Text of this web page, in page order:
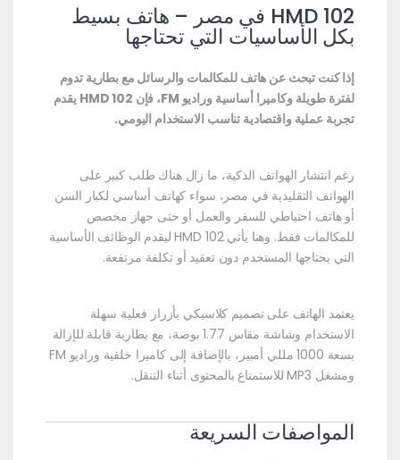
HMD 102 في مصر – هاتف بسيط
بكل الأساسيات التي تحتاجها
إذا كنت تبحث عن هاتف للمكالمات والرسائل مع بطارية تدوم
لفترة طويلة وكاميرا أساسية وراديو FM، فإن HMD 102 يقدم
تجربة عملية واقتصادية تناسب الاستخدام اليومي.
رغم انتشار الهواتف الذكية، ما زال هناك طلب كبير على
الهواتف التقليدية في مصر، سواء كهاتف أساسي لكبار السن
أو هاتف احتياطي للسفر والعمل أو حتى جهاز مخصص
للمكالمات فقط. وهنا يأتي HMD 102 ليقدم الوظائف الأساسية
التي يحتاجها المستخدم دون تعقيد أو تكلفة مرتفعة.
يعتمد الهاتف على تصميم كلاسيكي بأزرار فعلية سهلة
الاستخدام وشاشة مقاس 1.77 بوصة، مع بطارية قابلة للإزالة
بسعة 1000 مللي أمبير، بالإضافة إلى كاميرا خلفية وراديو FM
ومشغل MP3 للاستمتاع بالمحتوى أثناء التنقل.
المواصفات السريعة